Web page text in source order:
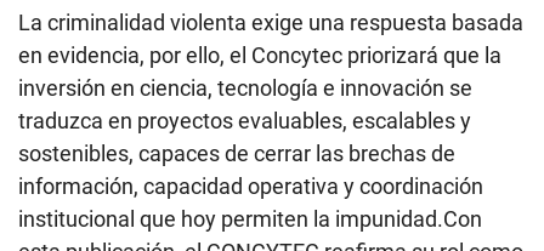
La criminalidad violenta exige una respuesta basada
en evidencia, por ello, el Concytec priorizará que la
inversión en ciencia, tecnología e innovación se
traduzca en proyectos evaluables, escalables y
sostenibles, capaces de cerrar las brechas de
información, capacidad operativa y coordinación
institucional que hoy permiten la impunidad.Con